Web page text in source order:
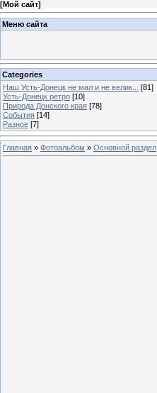
[Мой сайт]
Меню сайта
Categories
Наш Усть-Донецк не мал и не велик...
[81]
Усть-Донецк ретро [10]
Природа Донского края [78]
События [14]
Разное [7]
Главная » Фотоальбом » Основной раздел